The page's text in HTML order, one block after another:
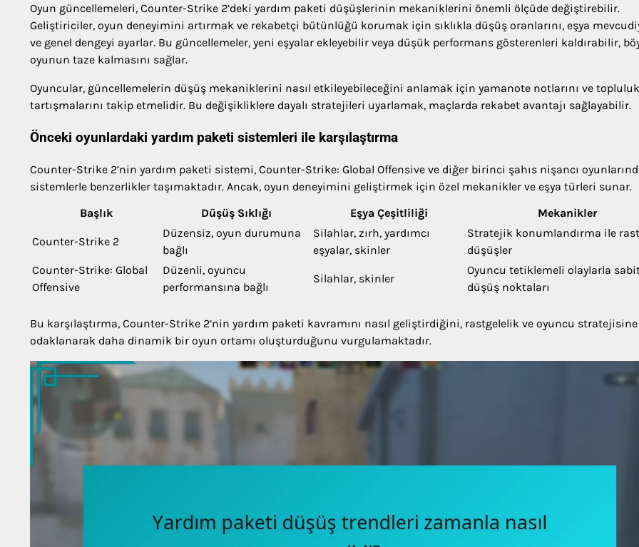
Oyun güncellemeleri, Counter-Strike 2’deki yardım paketi düşüşlerinin mekaniklerini önemli ölçüde değiştirebilir.
Geliştiriciler, oyun deneyimini artırmak ve rekabetçi bütünlüğü korumak için sıklıkla düşüş oranlarını, eşya
ve genel dengeyi ayarlar. Bu güncellemeler, yeni eşyalar ekleyebilir veya düşük performans gösterenleri kaldırabilir,
oyunun taze kalmasını sağlar.
Oyuncular, güncellemelerin düşüş mekaniklerini nasıl etkileyebileceğini anlamak için yamanote notlarını ve topluluk
tartışmalarını takip etmelidir. Bu değişikliklere dayalı stratejileri uyarlamak, maçlarda rekabet avantajı sağlayabilir.
Önceki oyunlardaki yardım paketi sistemleri ile karşılaştırma
Counter-Strike 2’nin yardım paketi sistemi, Counter-Strike: Global Offensive ve diğer birinci şahıs nişancı
sistemlerle benzerlikler taşımaktadır. Ancak, oyun deneyimini geliştirmek için özel mekanikler ve eşya türleri sunar.
Başlık
Düşüş Sıklığı Eşya Çeşitliliği Mekanikler
Counter-Strike 2
Düzensiz, oyun durumuna
bağlı
Silahlar, zırh, yardımcı
eşyalar, skinler
Stratejik konumlandırma ile
düşüşler
Counter-Strike: Global
Offensive
Düzenli, oyuncu
performansına bağlı
Silahlar, skinler
Oyuncu tetiklemeli olaylarla
düşüş noktaları
Bu karşılaştırma, Counter-Strike 2’nin yardım paketi kavramını nasıl geliştirdiğini, rastgelelik ve oyuncu stratejisine
odaklanarak daha dinamik bir oyun ortamı oluşturduğunu vurgulamaktadır.